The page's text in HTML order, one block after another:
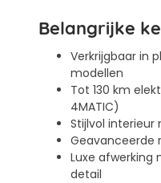
Belangrijke
Verkrijgbaar in
modellen
Tot 130 km
4MATIC)
Stijlvol interieur
Geavanceerde
Luxe
detail